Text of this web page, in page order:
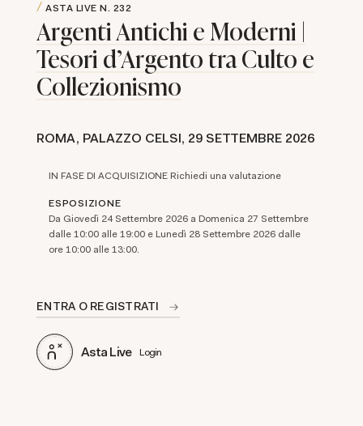
ASTA LIVE N. 232
Argenti Antichi e Moderni |
Tesori d'Argento tra Culto e
Collezionismo
ROMA, PALAZZO CELSI, 29 SETTEMBRE 2026
IN FASE DI ACQUISIZIONE Richiedi una valutazione
ESPOSIZIONE
Da Giovedì 24 Settembre 2026 a Domenica 27 Settembre
dalle 10:00 alle 19:00 e Lunedì 28 Settembre 2026 dalle
ore 10:00 alle 13:00.
ENTRA O REGISTRATI
Asta Live Login